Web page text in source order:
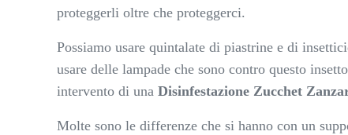
proteggerli oltre che proteggerci.
Possiamo usare quintalate di piastrine e di
usare delle lampade che sono contro questo
intervento di una Disinfestazione Zucchet
Molte sono le differenze che si hanno con un